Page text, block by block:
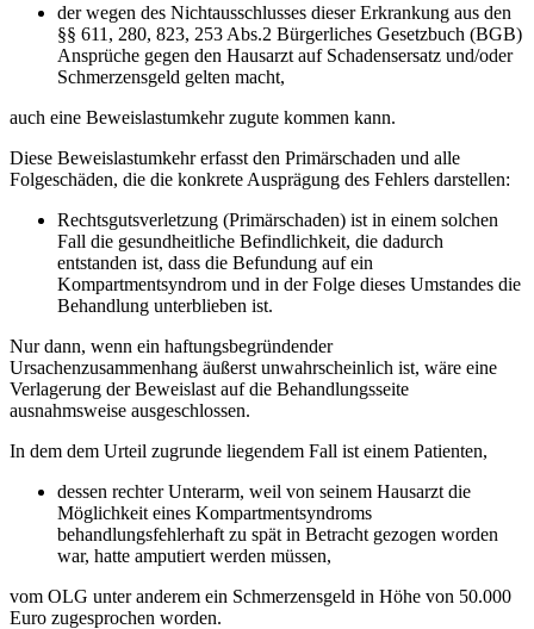
der wegen des Nichtausschlusses dieser Erkrankung aus den
§§ 611, 280, 823, 253 Abs.2 Bürgerliches Gesetzbuch (BGB)
Ansprüche gegen den Hausarzt auf Schadensersatz und/oder
Schmerzensgeld gelten macht,
auch eine Beweislastumkehr zugute kommen kann.
Diese Beweislastumkehr erfasst den Primärschaden und alle
Folgeschäden, die die konkrete Ausprägung des Fehlers darstellen:
Rechtsgutsverletzung (Primärschaden) ist in einem solchen
Fall die gesundheitliche Befindlichkeit, die dadurch
entstanden ist, dass die Befundung auf ein
Kompartmentsyndrom und in der Folge dieses Umstandes die
Behandlung unterblieben ist.
Nur dann, wenn ein haftungsbegründender
Ursachenzusammenhang äußerst unwahrscheinlich ist, wäre eine
Verlagerung der Beweislast auf die Behandlungsseite
ausnahmsweise ausgeschlossen.
In dem dem Urteil zugrunde liegendem Fall ist einem Patienten,
dessen rechter Unterarm, weil von seinem Hausarzt die
Möglichkeit eines Kompartmentsyndroms
behandlungsfehlerhaft zu spät in Betracht gezogen worden
war, hatte amputiert werden müssen,
vom OLG unter anderem ein Schmerzensgeld in Höhe von 50.000
Euro zugesprochen worden.